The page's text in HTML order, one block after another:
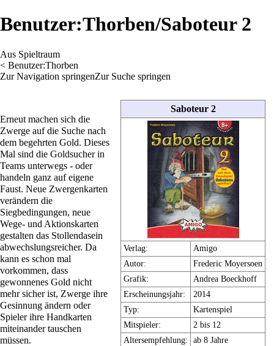
Benutzer:Thorben/Saboteur 2
Aus Spieltraum
< Benutzer:Thorben
Zur Navigation springenZur Suche springen
Saboteur 2
Verlag:
Amigo
Autor:
Frederic Moyersoen
Grafik:
Andrea Boeckhoff
Erscheinungsjahr:
2014
Typ:
Kartenspiel
Mitspieler:
2 bis 12
Altersempfehlung:
ab 8 Jahre
Erneut machen sich die
Zwerge auf die Suche nach
dem begehrten Gold. Dieses
Mal sind die Goldsucher in
Teams unterwegs - oder
handeln ganz auf eigene
Faust. Neue Zwergenkarten
verändern die
Siegbedingungen, neue
Wege- und Aktionskarten
gestalten das Stollendasein
abwechslungsreicher. Da
kann es schon mal
vorkommen, dass
gewonnenes Gold nicht
mehr sicher ist, Zwerge ihre
Gesinnung ändern oder
Spieler ihre Handkarten
miteinander tauschen
müssen.